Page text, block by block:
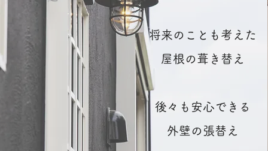
将来のことも考えた
屋根の葺き替え
後々も安心できる
外壁の張替え